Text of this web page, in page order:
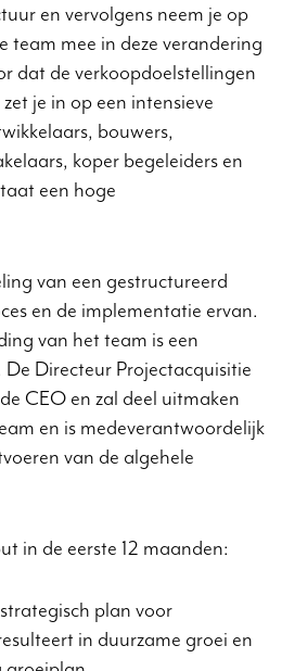
en vervolgens neem je op
team mee in deze verandering
dat de verkoopdoelstellingen
je in op een intensieve
bouwers,
koper begeleiders en
een hoge
van een gestructureerd
en de implementatie ervan.
van het team is een
De Directeur Projectacquisitie
CEO en zal deel uitmaken
en is medeverantwoordelijk
van de algehele
in de eerste 12 maanden:
plan voor
in duurzame groei en